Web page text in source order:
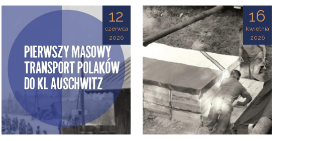
12
czerwca
2026
16
kwietnia
2026